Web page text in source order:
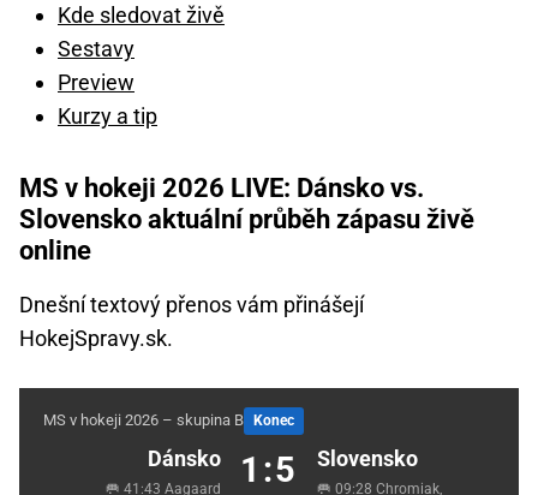
Kde sledovat živě
Sestavy
Preview
Kurzy a tip
MS v hokeji 2026 LIVE: Dánsko vs.
Slovensko aktuální průběh zápasu živě
online
Dnešní textový přenos vám přinášejí
HokejSpravy.sk.
MS v hokeji 2026 – skupina B Konec
Dánsko
🥅 41:43 Aagaard 1:5 Slovensko
🥅 09:28 Chromiak,